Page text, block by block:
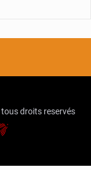
tous droits reservés